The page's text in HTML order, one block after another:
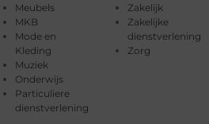
Meubels
MKB
Mode en
Kleding
Muziek
Onderwijs
Particuliere
dienstverlening
Zakelijk
Zakelijke
dienstverlening
Zorg